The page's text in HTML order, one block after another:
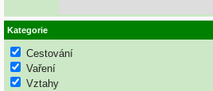
Kategorie
Cestování
Vaření
Vztahy